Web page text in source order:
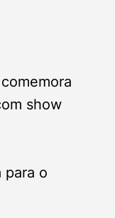
show
para o